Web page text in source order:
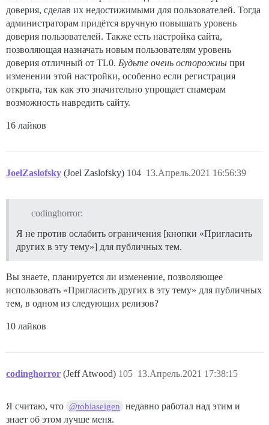
доверия, сделав их недостижимыми для пользователей. Тогда
администраторам придётся вручную повышать уровень
доверия пользователей. Также есть настройка сайта,
позволяющая назначать новым пользователям уровень
доверия отличный от TL0. Будьте очень осторожны при
изменении этой настройки, особенно если регистрация
открыта, так как это значительно упрощает спамерам
возможность навредить сайту.
16 лайков
JoelZaslofsky (Joel Zaslofsky) 13.Апрель.2021 16:56:39
104
codinghorror:
Я не против ослабить ограничения [кнопки «Пригласить
других в эту тему»] для публичных тем.
Вы знаете, планируется ли изменение, позволяющее
использовать «Пригласить других в эту тему» для публичных
тем, в одном из следующих релизов?
10 лайков
codinghorror (Jeff Atwood) 13.Апрель.2021 17:38:15
105
Я считаю, что @tobiaseigen
недавно работал над этим и
знает об этом лучше меня.